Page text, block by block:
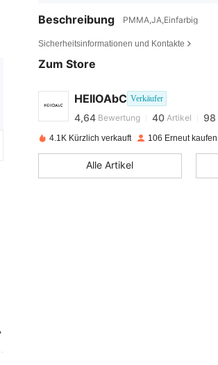
Beschreibung PMMA,JA,Einfarbig
Sicherheitsinformationen und Kontakte
Zum Store
HEIIOAbC Verkäufer
4,64 Bewertung 40 Artikel 98
4,64
4.1K Kürzlich verkauft 106 Erneut kaufen
Alle Artikel